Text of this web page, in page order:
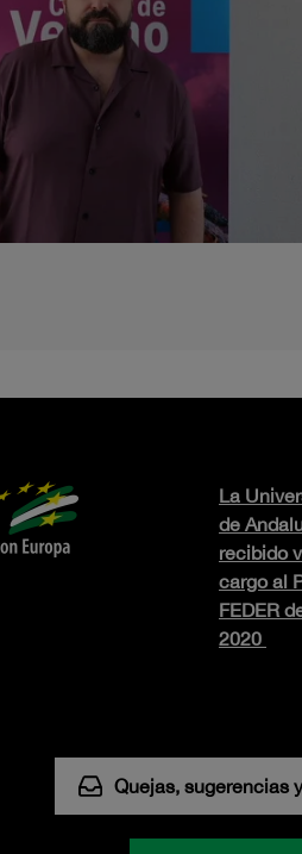
La
de
recibido
cargo al
FEDER
2020
Quejas, sugerencias